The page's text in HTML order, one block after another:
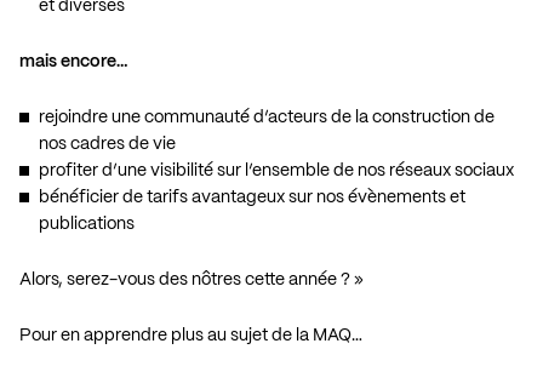
et diverses
mais encore…
rejoindre une communauté d’acteurs de la construction de
nos cadres de vie
profiter d’une visibilité sur l’ensemble de nos réseaux sociaux
bénéficier de tarifs avantageux sur nos évènements et
publications
Alors, serez-vous des nôtres cette année ? »
Pour en apprendre plus au sujet de la MAQ…